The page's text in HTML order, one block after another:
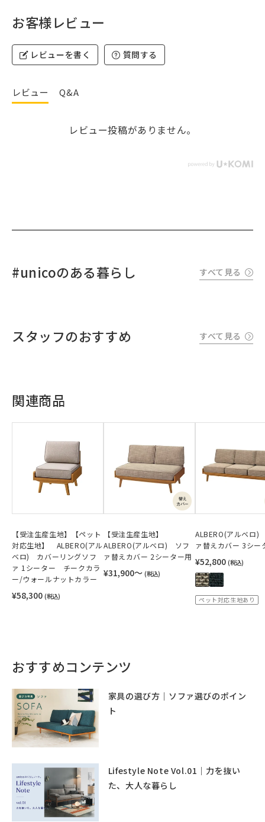
お客様レビュー
レビューを書く 質問する
レビュー Q&A
レビュー投稿がありません。
#unicoのある暮らし すべて見る
スタッフのおすすめ すべて見る
関連商品
【受注生産生地】【ペット
対応生地】 ALBERO(アル
ベロ) カバーリングソフ
ァ 1シーター チークカラ
ー/ウォールナットカラー
¥58,300 (税込)
【受注生産生地】
ALBERO(アルベロ) ソフ
ァ替えカバー 2シーター用
¥31,900〜 (税込)
ALBERO(アルベロ
ァ替えカバー 3シー
¥52,800 (税込)
ペット対応生地あり
おすすめコンテンツ
家具の選び方｜ソファ選びのポイン
ト
Lifestyle Note Vol.01｜力を抜い
た、大人な暮らし